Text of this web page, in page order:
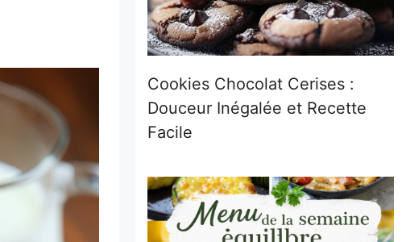
Cookies Chocolat Cerises :
Douceur Inégalée et Recette
Facile